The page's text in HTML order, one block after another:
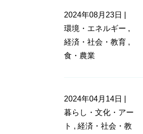
2024年08月23日 |
環境・エネルギー ,
経済・社会・教育 ,
食・農業
2024年04月14日 |
暮らし・文化・アー
ト , 経済・社会・教